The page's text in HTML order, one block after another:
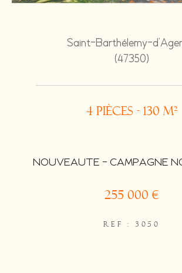
Saint-Barthélemy-
(47350)
4 pièces - 130 m²
NOUVEAUTE - CAMPAGNE
255 000 €
REF : 3050